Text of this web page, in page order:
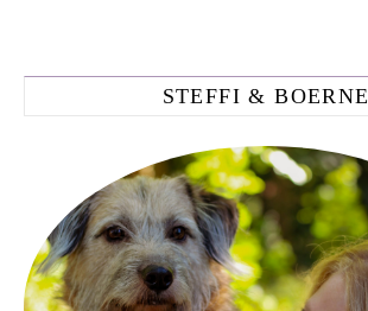
STEFFI & BOERNE